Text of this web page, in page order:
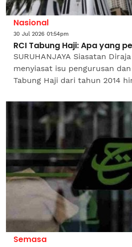
Nasional
30 Jul 2026 01:54pm
RCI Tabung Haji: Apa yang
SURUHANJAYA Siasatan
menyiasat isu pengurusan
Tabung Haji dari tahun 2014
kedudukan kewangan, tadbir...
Semasa